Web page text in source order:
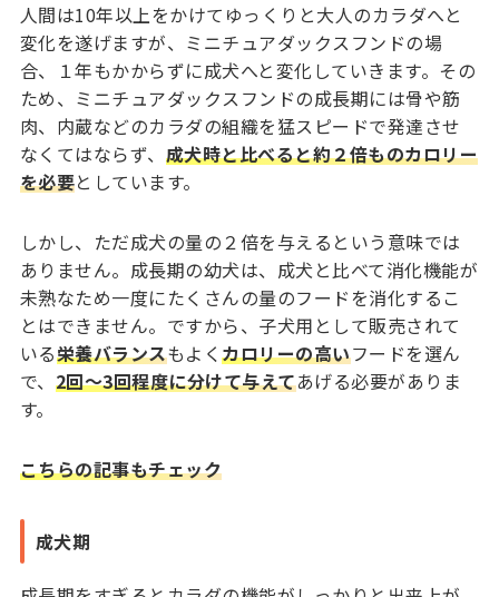
人間は10年以上をかけてゆっくりと大人のカラダへと
変化を遂げますが、ミニチュアダックスフンドの場
合、１年もかからずに成犬へと変化していきます。その
ため、ミニチュアダックスフンドの成長期には骨や筋
肉、内蔵などのカラダの組織を猛スピードで発達させ
なくてはならず、 成犬時と比べると約２倍ものカロリー
を必要としています。
しかし、ただ成犬の量の２倍を与えるという意味では
ありません。成長期の幼犬は、成犬と比べて消化機能が
未熟なため一度にたくさんの量のフードを消化するこ
とはできません。ですから、子犬用として販売されて
いる栄養バランスもよくカロリーの高いフードを選ん
で、 2回～3回程度に分けて与えてあげる必要がありま
す。
こちらの記事もチェック
成犬期